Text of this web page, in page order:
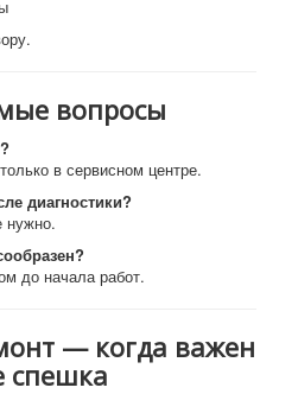
вопросы
в сервисном центре.
диагностики?
нужно.
до начала работ.
— когда важен
спешка